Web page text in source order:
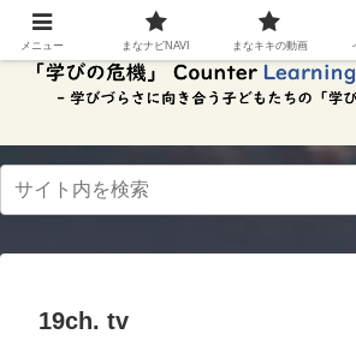
スク
リー
ンリ
ド。
この
ボタ
ンを
と、
19ch. tv
メニュー まなナビNAVI まなキキの動画